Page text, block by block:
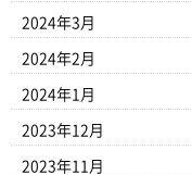
2024年3月
2024年2月
2024年1月
2023年12月
2023年11月